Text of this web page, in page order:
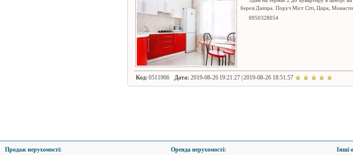
березі Дніпра. Поруч Міст Сіті, Цирк,
0950328054
Код: 0511906 Дата: 2019-08-26 19:21:27 | 2019-08-26 18:51:57
Інші
Оренда нерухомості:
Продаж нерухомості: